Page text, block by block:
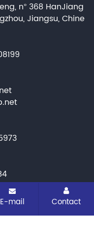
n° 368 HanJiang
Jiangsu, Chine
KB Instruments &
E-mail Contact